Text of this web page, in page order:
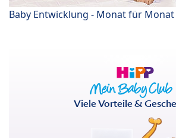
Baby Entwicklung - Monat für Monat
Viele Vorteile &